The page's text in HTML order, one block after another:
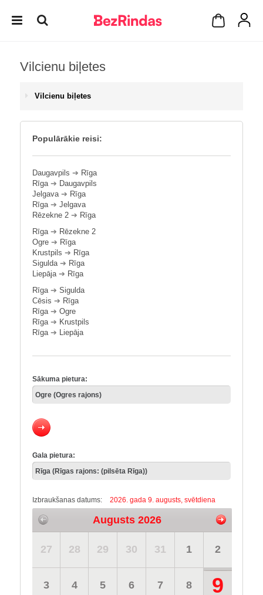
Vilcienu biļetes
Vilcienu biļetes
Populārākie reisi:
Daugavpils ➔ Rīga
Rīga➔ Daugavpils
Jelgava➔ Rīga
Rīga➔ Jelgava
Rēzekne 2 ➔ Rīga
Rīga➔ Rēzekne 2
Ogre ➔ Rīga
Krustpils ➔ Rīga
Sigulda➔ Rīga
Liepāja➔ Rīga
Rīga➔ Sigulda
Cēsis ➔ Rīga
Rīga➔ Ogre
Rīga➔ Krustpils
Rīga➔ Liepāja
Sākuma pietura:
Gala pietura:
Izbraukšanas datums: 2026. gada 9. augusts, svētdiena
Augusts 2026
27 28 29 30 31 1 2
3 4 5 6 7 8 9